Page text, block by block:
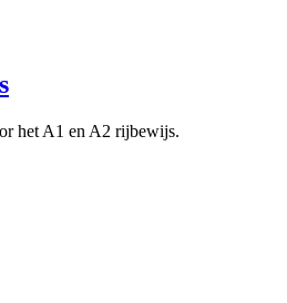
het A1 en A2 rijbewijs.